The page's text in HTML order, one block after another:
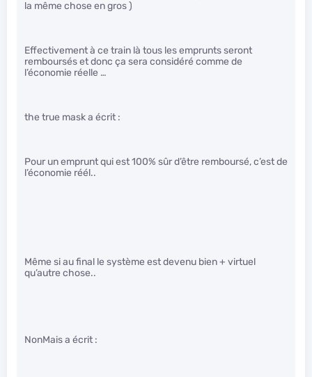
la même chose en gros )
Effectivement à ce train là tous les emprunts seront
remboursés et donc ça sera considéré comme de
l’économie réelle …
the true mask a écrit :
Pour un emprunt qui est 100% sûr d’être remboursé, c’est de
l’économie réél..
Même si au final le système est devenu bien + virtuel
qu’autre chose..
NonMais a écrit :